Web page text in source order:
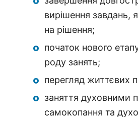
вирішення завдань,
на рішення;
початок нового
роду занять;
перегляд життєвих
заняття духовними
самокопання та